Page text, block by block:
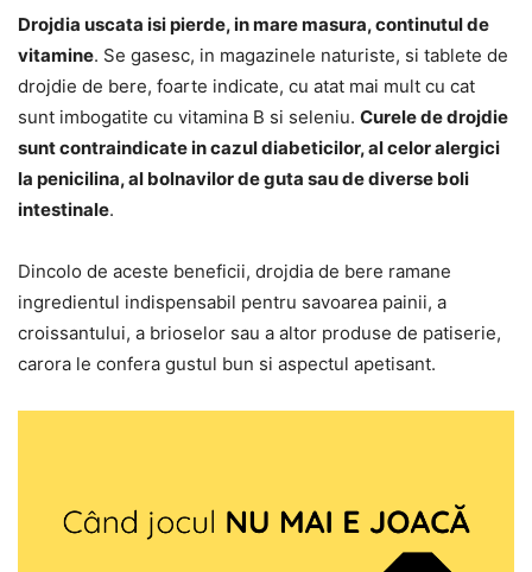
Drojdia uscata isi pierde, in mare masura, continutul de
vitamine. Se gasesc, in magazinele naturiste, si tablete de
drojdie de bere, foarte indicate, cu atat mai mult cu cat
sunt imbogatite cu vitamina B si seleniu. Curele de drojdie
sunt contraindicate in cazul diabeticilor, al celor alergici
la penicilina, al bolnavilor de guta sau de diverse boli
intestinale.
Dincolo de aceste beneficii, drojdia de bere ramane
ingredientul indispensabil pentru savoarea painii, a
croissantului, a brioselor sau a altor produse de patiserie,
carora le confera gustul bun si aspectul apetisant.